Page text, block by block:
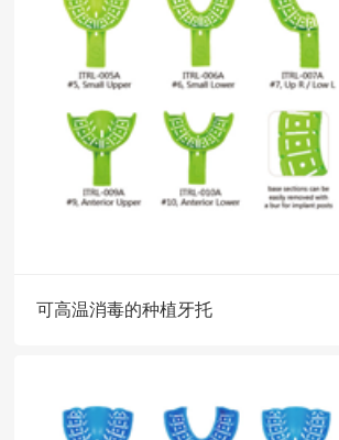
可高温消毒的种植牙托